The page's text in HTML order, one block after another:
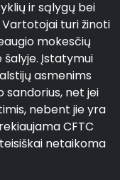
ir sąlygų bei
turi žinoti
mokesčių
šalyje. Įstatymui
asmenims
net jei
nebent jie yra
CFTC
netaikoma